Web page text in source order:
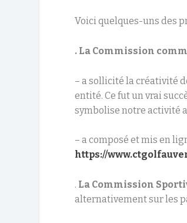
Voici quelques-uns des
. La Commission
– a sollicité la créativité
entité. Ce fut un vrai
symbolise notre activité
– a composé et mis en
https://
. La Commission
alternativement sur les